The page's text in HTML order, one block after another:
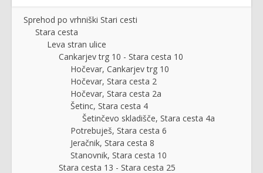
Sprehod po vrhniški Stari cesti
Stara cesta
Leva stran ulice
Cankarjev trg 10 - Stara cesta 10
Hočevar, Cankarjev trg 10
Hočevar, Stara cesta 2
Hočevar, Stara cesta 2a
Šetinc, Stara cesta 4
Šetinčevo skladišče, Stara cesta 4a
Potrebuješ, Stara cesta 6
Jeračnik, Stara cesta 8
Stanovnik, Stara cesta 10
Stara cesta 13 - Stara cesta 25